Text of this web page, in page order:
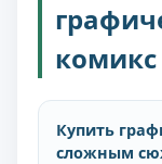
комикс
Купить
сложным